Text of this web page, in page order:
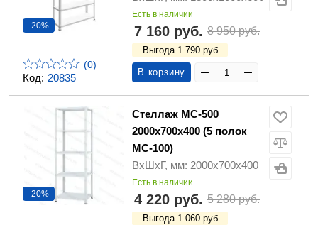
Код: 20835
-20%
(0)
Есть в наличии
7 160 руб. 8 950 руб.
Выгода 1 790 руб.
В корзину
-20%
Стеллаж МС-500
2000х700х400 (5 полок
МС-100)
ВхШхГ, мм: 2000х700х400
Есть в наличии
4 220 руб. 5 280 руб.
Выгода 1 060 руб.